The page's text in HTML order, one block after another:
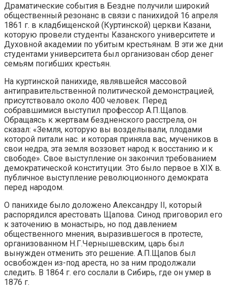
Драматические события в Бездне получили широкий
общественный резонанс в связи с панихидой 16 апреля
1861 г. в кладбищенской (Куртинс­кой) церкви Казани,
которую провели студенты Казанского университете и
Духовной академии по убитым крестьянам. В эти же дни
студентами уни­верситета был организован сбор денег
семьям погибших крестьян.
На куртинской панихиде, являвшейся массовой
антиправительственной политической демонстрацией,
присутствовало около 400 человек. Перед
собравшимися выступил профессор А.П.Щапов.
Обращаясь к жертвам безд­ненского расстрела, он
сказал: «Земля, которую вы возделывали, плодами
которой питали нас. и которая приняла вас, мучеников в
свои недра, эта земля воззовет народ к восстанию и к
свободе». Свое выступление он закончил требованием
демократической конституции. Это было первое в XIX в.
публичное выступление революционного демократа
перед народом.
О панихиде было доложено Александру II, который
распорядился арес­товать Щапова. Синод приговорил его
к заточению в монастырь, но под давлением
общественного мнения, выразившегося в протесте,
организован­ном Н.Г.Чернышевским, царь был
вынужден отменить это решение. А.П.Ща­пов был
освобожден из-под ареста, но за ним продолжали
следить. В 1864 г. его сослали в Сибирь, где он умер в
1876 г.